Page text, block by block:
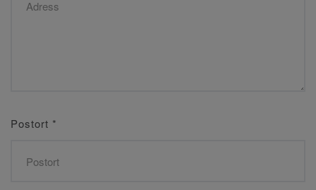
Postort *